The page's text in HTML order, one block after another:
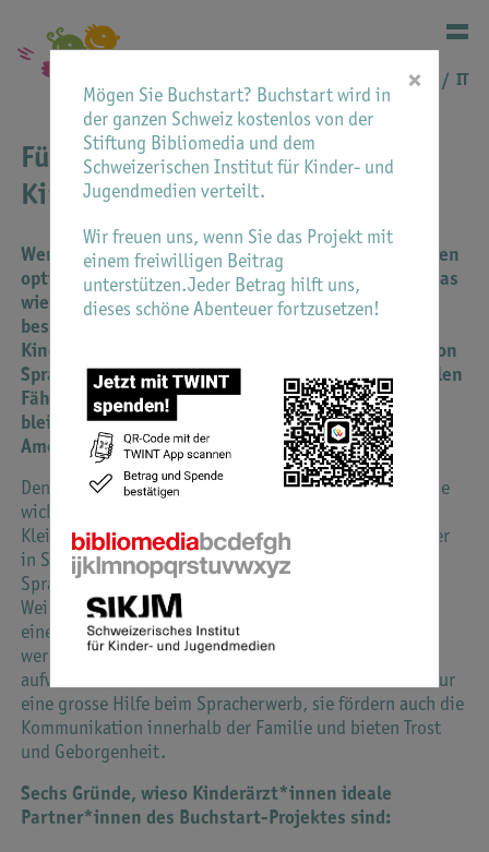
FR IT
Für Kinderärztinnen und
Kinderärzte
Wenn man Kleinkindern regelmässig vorliest, werden
optimale Muster der Hirnentwicklung stimuliert, was
wiederum die Eltern-Kind-Beziehung zu einem
besonders wichtigen Zeitpunkt in der
Kindesentwicklung stärkt und zur Herausbildung von
Sprach-, Lese- und Schreib- sowie sozial-emotionalen
Fähigkeiten führt, die ein Leben lang erhalten
bleiben.
American Academy of Pediatrics
Den Kinderärzt*innen kommt im Buchstart-Projekt eine
wichtige Rolle zu. Sie begleiten Eltern und ihre
Kleinkinder von Geburt an als Beraterinnen und Berater
in Sachen Gesundheit. Dazu gehört auch die
Sprachentwicklung. Wir wissen, dass die wichtigsten
Weichen für die geistige und sprachliche Entwicklung
eines Kindes in den ersten drei Lebensjahren gestellt
werden. Kinder, die von Anfang an mit Büchern
aufwachsen, sind im Vorteil. Bilderbücher sind nicht nur
eine grosse Hilfe beim Spracherwerb, sie fördern auch die
Kommunikation innerhalb der Familie und bieten Trost
und Geborgenheit.
Sechs Gründe, wieso Kinderärzt*innen ideale
Partner*innen des Buchstart-Projektes sind:
×
Mögen Sie Buchstart? Buchstart wird in
der ganzen Schweiz kostenlos von der
Stiftung Bibliomedia und dem
Schweizerischen Institut für Kinder- und
Jugendmedien verteilt.
Wir freuen uns, wenn Sie das Projekt mit
einem freiwilligen Beitrag
unterstützen.Jeder Betrag hilft uns,
dieses schöne Abenteuer fortzusetzen!